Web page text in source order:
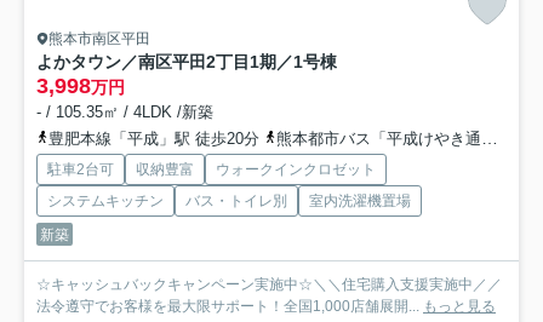
熊本市南区平田
よかタウン／南区平田2丁目1期／1号棟
3,998万円
- / 105.35㎡ / 4LDK /新築
豊肥本線「平成」駅 徒歩20分
熊本都市バス「平成けやき通り」バス停下車 徒歩4分
駐車2台可 収納豊富
ウォークインクロゼット
システムキッチン
バス・トイレ別
室内洗濯機置場
新築
☆キャッシュバックキャンペーン実施中☆＼＼住宅購入支援実施中／／
法令遵守でお客様を最大限サポート！全国1,000店舗展開... もっと見る